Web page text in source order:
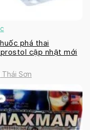
phá thai
cập nhật mới
Sơn